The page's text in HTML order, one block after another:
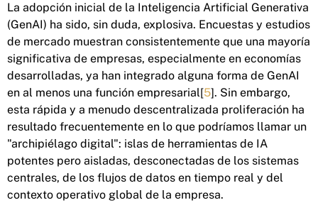
La adopción inicial de la Inteligencia Artificial Generativa
(GenAI) ha sido, sin duda, explosiva. Encuestas y estudios
de mercado muestran consistentemente que una mayoría
significativa de empresas, especialmente en economías
desarrolladas, ya han integrado alguna forma de GenAI
en al menos una función empresarial[5]. Sin embargo,
esta rápida y a menudo descentralizada proliferación ha
resultado frecuentemente en lo que podríamos llamar un
"archipiélago digital": islas de herramientas de IA
potentes pero aisladas, desconectadas de los sistemas
centrales, de los flujos de datos en tiempo real y del
contexto operativo global de la empresa.